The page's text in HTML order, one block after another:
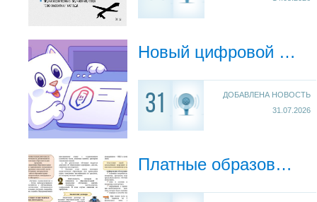
Новый цифровой образовательный сервис ТОР «Моя школа».
31
ДОБАВЛЕНА НОВОСТЬ
31.07.2026
Платные образовательные услуги